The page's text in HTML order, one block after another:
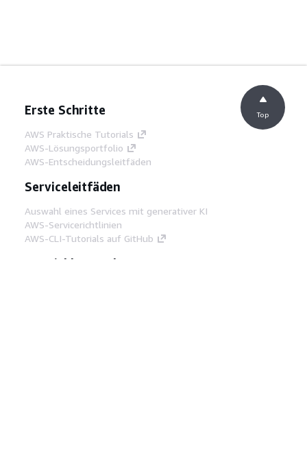
Erste Schritte
AWS Praktische Tutorials
AWS-Lösungsportfolio
AWS-Entscheidungsleitfäden
Serviceleitfäden
Auswahl eines Services mit generativer KI
AWS-Servicerichtlinien
AWS-CLI-Tutorials auf GitHub
Entwickler-Tools
Top